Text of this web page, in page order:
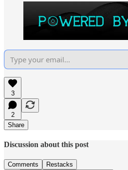
3
2
Share
Discussion about this post
Comments Restacks